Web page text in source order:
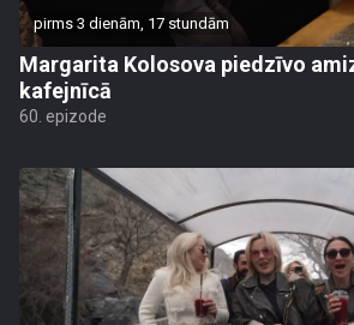
pirms 3 dienām, 17 stundām
Margarita Kolosova piedzīvo
kafejnīcā
60. epizode